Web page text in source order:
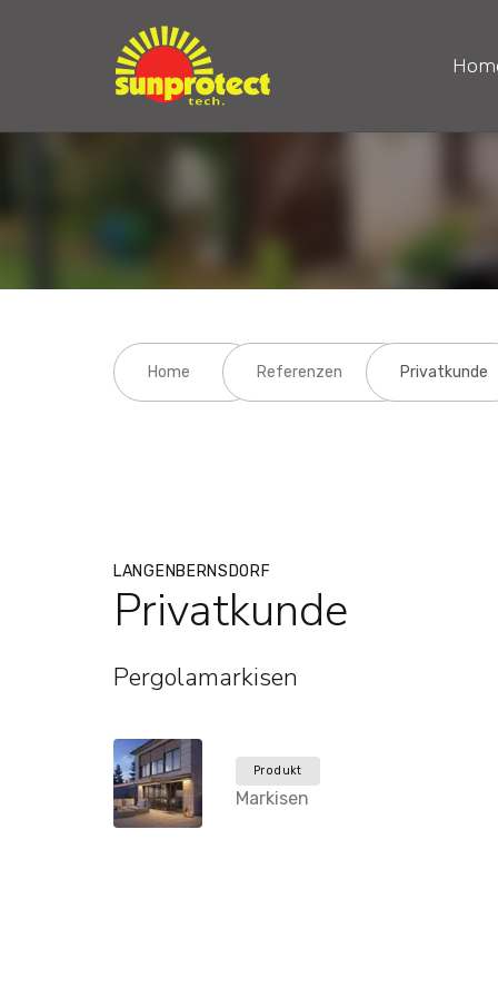
Home Referenzen Privatkunde
LANGENBERNSDORF
Privatkunde
Pergolamarkisen
Produkt
Markisen